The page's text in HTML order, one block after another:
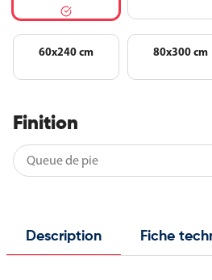
60x240 cm 80x300 cm
Finition
Description Fiche